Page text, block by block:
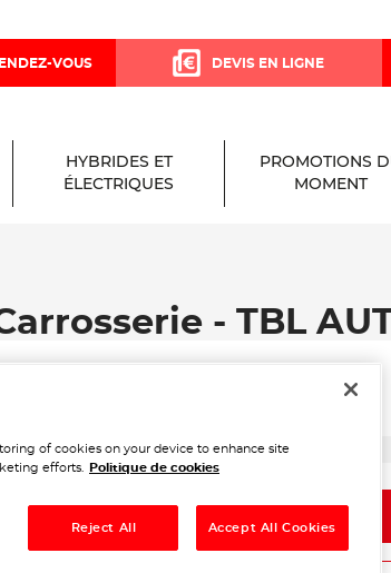
VOUS DEVIS EN LIGNE
HYBRIDES ET
ÉLECTRIQUES
PROMOTIONS
MOMENT
- TBL
of cookies on your device to enhance site
efforts.
Politique de cookies
Reject All Accept All Cookies